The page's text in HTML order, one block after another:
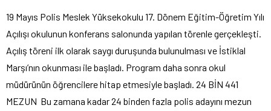
19 Mayıs Polis Meslek Yüksekokulu 17. Dönem Eğitim-Öğretim Yılı
Açılışı okulunun konferans salonunda yapılan törenle gerçekleşti.
Açılış töreni ilk olarak saygı duruşunda bulunulması ve İstiklal
Marşı’nın okunması ile başladı. Program daha sonra okul
müdürünün öğrencilere hitap etmesiyle başladı. 24 BİN 441
MEZUN Bu zamana kadar 24 binden fazla polis adayını mezun